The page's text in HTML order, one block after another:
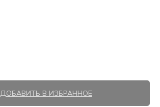
ДОБАВИТЬ В ИЗБРАННОЕ